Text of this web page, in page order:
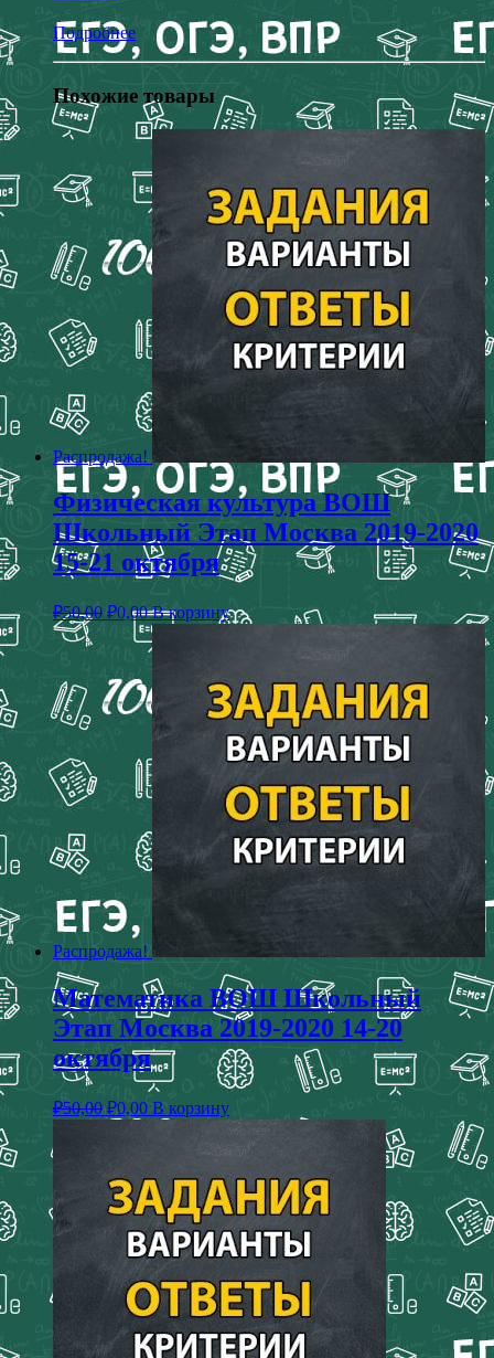
Подробнее
Похожие товары
Распродажа!
Физическая культура ВОШ
Школьный Этап Москва 2019-2020
15-21 октября
₽50,00 ₽0,00 В корзину
Распродажа!
Математика ВОШ Школьный
Этап Москва 2019-2020 14-20
октября
₽50,00 ₽0,00 В корзину